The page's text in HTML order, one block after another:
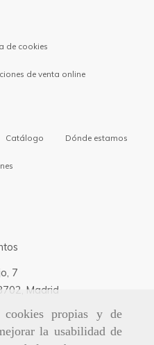
propias y de
la usabilidad de
de cookies
de venta online
Catálogo Dónde estamos
7
Madrid